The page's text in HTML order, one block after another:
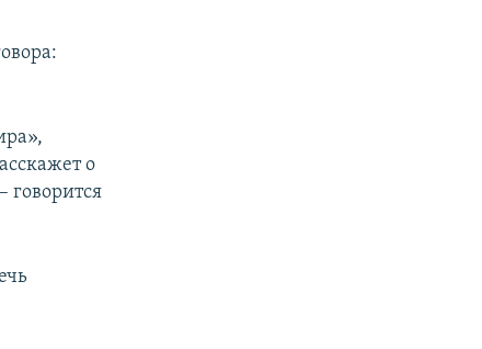
о
говорится